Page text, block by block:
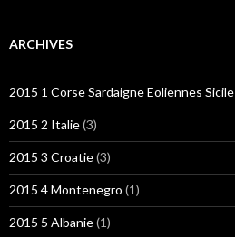
ARCHIVES
2015 1 Corse Sardaigne Eoliennes Sicile
2015 2 Italie(3)
2015 3 Croatie(3)
2015 4 Montenegro (1)
2015 5 Albanie(1)